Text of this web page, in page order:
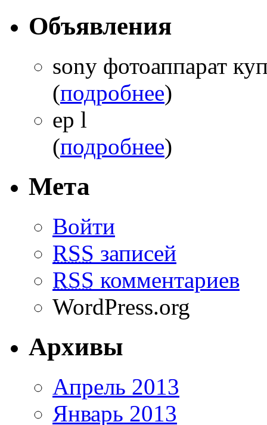
Объявления
sony фотоаппарат
(подробнее)
ep l
(подробнее)
Мета
Войти
RSS записей
RSS комментариев
WordPress.org
Архивы
Апрель 2013
Январь 2013